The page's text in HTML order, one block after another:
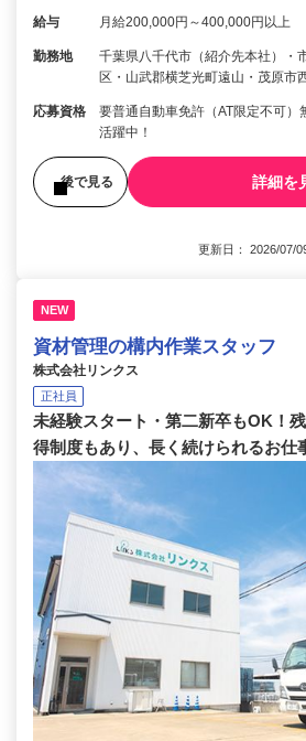
給与 月給200,000円～400,000円以上
勤務地
千葉県八千代市（紹介先本社）・
区・山武郡横芝光町遠山・茂原市
応募資格
要普通自動車免許（AT限定不可）
活躍中！
後で見る 詳細を
更新日： 2026/07/
NEW
資材管理の構内作業スタッフ
株式会社リンクス
正社員
未経験スタート・第二新卒もOK！
得制度もあり、長く続けられるお仕